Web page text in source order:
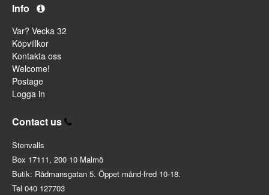
Info
Var? Vecka 32
Köpvillkor
Kontakta oss
Welcome!
Postage
Logga in
Contact us
Stenvalls
Box 17111, 200 10 Malmö
Butik: Rådmansgatan 5. Öppet månd-fred 10-18.
Tel 040 127703